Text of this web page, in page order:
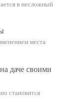
в несложный
места
даче своими
становится